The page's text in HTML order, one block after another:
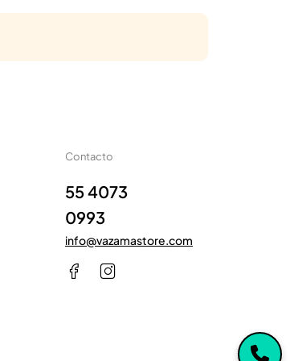
Contacto
55 4073
0993
info@vazamastore.com